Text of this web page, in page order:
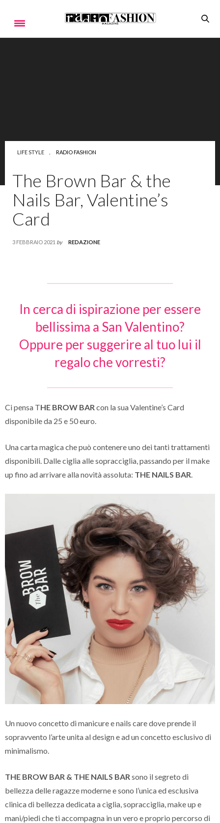
LIFE STYLE , RADIO FASHION
The Brown Bar & the
Nails Bar, Valentine’s
Card
3 FEBBRAIO 2021 by REDAZIONE
In cerca di ispirazione per essere
bellissima a San Valentino?
Oppure per suggerire al tuo lui il
regalo che vorresti?
Ci pensa THE BROW BAR con la sua Valentine’s Card
disponibile da 25 e 50 euro.
Una carta magica che può contenere uno dei tanti trattamenti
disponibili. Dalle ciglia alle sopracciglia, passando per il make
up fino ad arrivare alla novità assoluta: THE NAILS BAR.
Un nuovo concetto di manicure e nails care dove prende il
sopravvento l’arte unita al design e ad un concetto esclusivo di
minimalismo.
THE BROW BAR & THE NAILS BAR sono il segreto di
bellezza delle ragazze moderne e sono l’unica ed esclusiva
clinica di bellezza dedicata a ciglia, sopracciglia, make up e
mani/piedi che ti accompagna in un vero e proprio percorso di